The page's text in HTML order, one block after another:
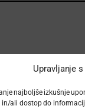
Upravljanje
najboljše izkušnje
in/ali dostop do
Prodaja in